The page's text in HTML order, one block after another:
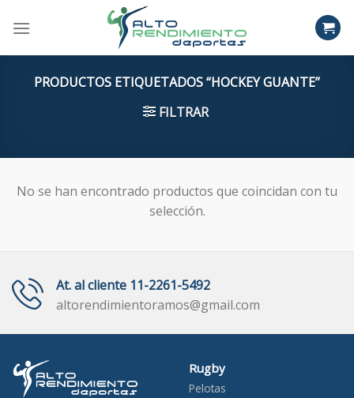
PRODUCTOS ETIQUETADOS “HOCKEY GUANTE”
FILTRAR
No se han encontrado productos que coincidan con tu
selección.
At. al cliente 11-2261-5492
altorendimientoramos@gmail.com
Rugby
Pelotas